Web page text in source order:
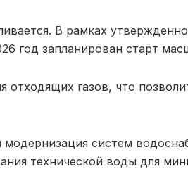
В рамках
год запланирован старт
газов, что
систем
технической воды для